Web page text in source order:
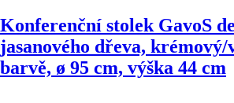
Konferenční stolek GavoS
jasanového dřeva,
barvě, ø 95 cm, výška 44 cm